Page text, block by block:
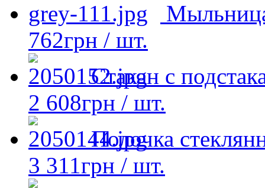
762грн / шт.
Стакан с
2 608грн / шт.
Полочка
3 311грн / шт.